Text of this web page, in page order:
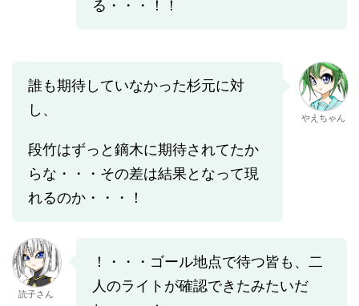
る・・・！！
誰も期待していなかった杉元に対
し、
段竹はずっと鏑木に期待されてたか
らな・・・その差は結果となって現
れるのか・・・！
やえちゃん
読子さん
！・・・ゴール地点で待つ皆も、二
人のライトが確認できたみたいだ